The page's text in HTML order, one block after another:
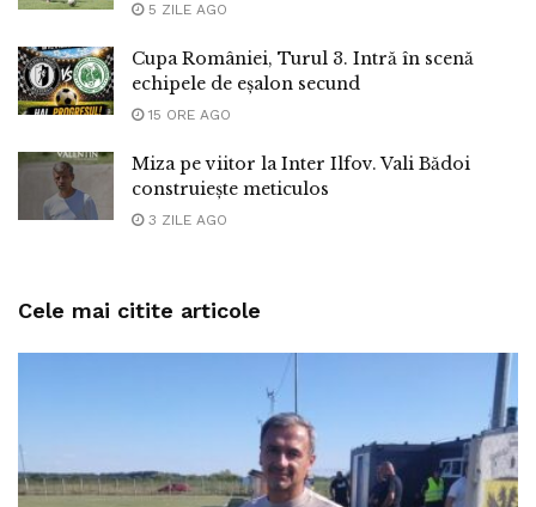
5 ZILE AGO
Cupa României, Turul 3. Intră în scenă
echipele de eșalon secund
15 ORE AGO
Miza pe viitor la Inter Ilfov. Vali Bădoi
construiește meticulos
3 ZILE AGO
Cele mai citite articole